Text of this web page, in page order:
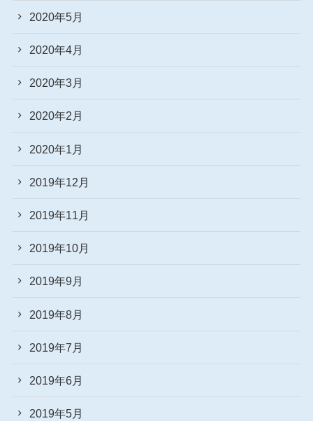
2020年5月
2020年4月
2020年3月
2020年2月
2020年1月
2019年12月
2019年11月
2019年10月
2019年9月
2019年8月
2019年7月
2019年6月
2019年5月